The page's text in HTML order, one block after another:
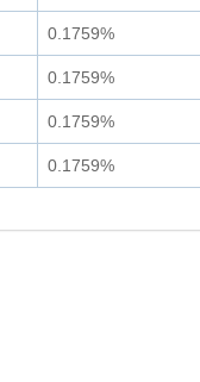
0.1759%
0.1759%
0.1759%
0.1759%